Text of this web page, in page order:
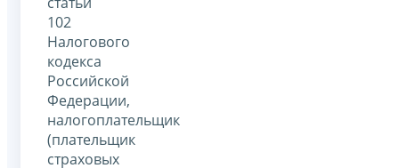
102
Налогового
кодекса
Российской
Федерации,
налогоплательщик
(плательщик
страховых